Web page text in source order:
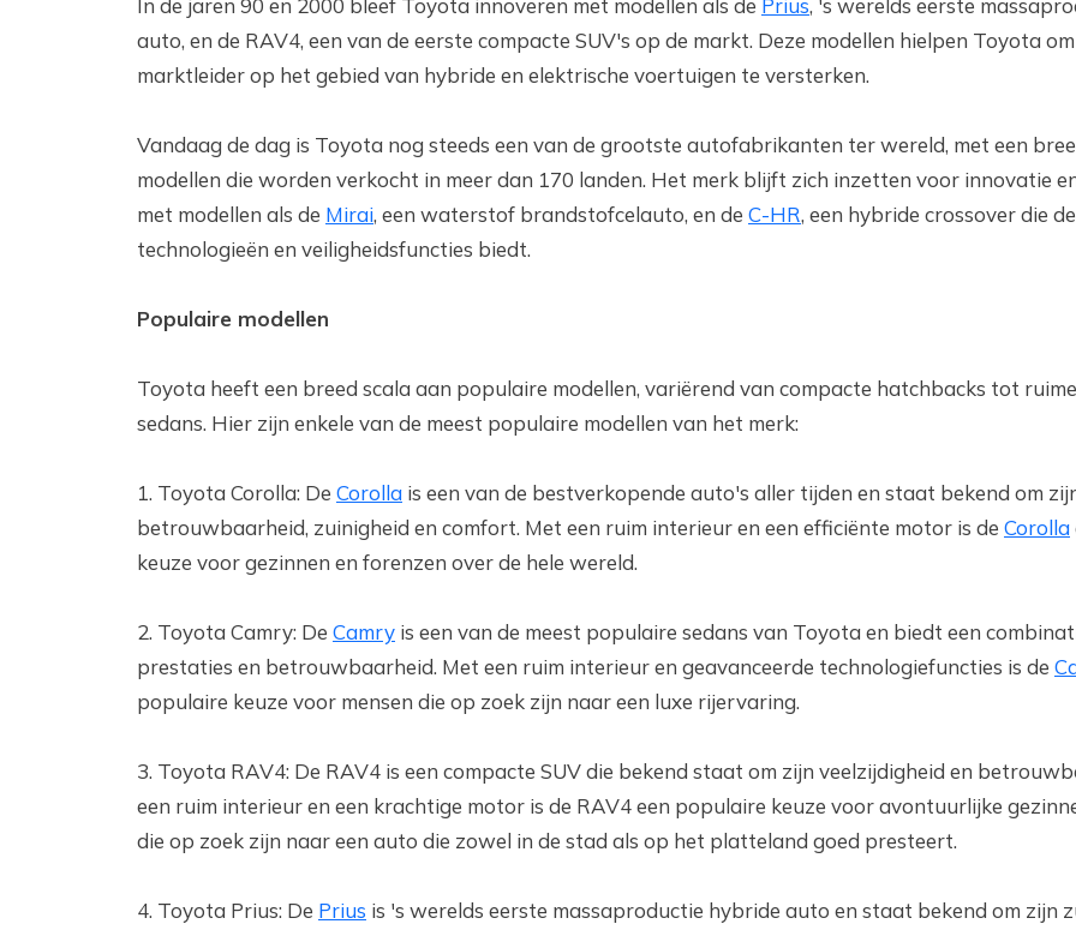
In de jaren 90 en 2000 bleef Toyota innoveren met modellen als de Prius, 's werelds eerste
auto, en de RAV4, een van de eerste compacte SUV's op de markt. Deze modellen hielpen Toyota
marktleider op het gebied van hybride en elektrische voertuigen te versterken.
Vandaag de dag is Toyota nog steeds een van de grootste autofabrikanten ter wereld, met een
modellen die worden verkocht in meer dan 170 landen. Het merk blijft zich inzetten voor innovatie
met modellen als de Mirai, een waterstof brandstofcelauto, en de C-HR, een hybride crossover die
technologieën en veiligheidsfuncties biedt.
Populaire modellen
Toyota heeft een breed scala aan populaire modellen, variërend van compacte hatchbacks tot
sedans. Hier zijn enkele van de meest populaire modellen van het merk:
1. Toyota Corolla: De Corolla is een van de bestverkopende auto's aller tijden en staat bekend om
betrouwbaarheid, zuinigheid en comfort. Met een ruim interieur en een efficiënte motor is de Corolla
keuze voor gezinnen en forenzen over de hele wereld.
2. Toyota Camry: De Camry is een van de meest populaire sedans van Toyota en biedt een
prestaties en betrouwbaarheid. Met een ruim interieur en geavanceerde technologiefuncties is de
populaire keuze voor mensen die op zoek zijn naar een luxe rijervaring.
3. Toyota RAV4: De RAV4 is een compacte SUV die bekend staat om zijn veelzijdigheid en
een ruim interieur en een krachtige motor is de RAV4 een populaire keuze voor avontuurlijke
die op zoek zijn naar een auto die zowel in de stad als op het platteland goed presteert.
4. Toyota Prius: De Prius is 's werelds eerste massaproductie hybride auto en staat bekend om zijn